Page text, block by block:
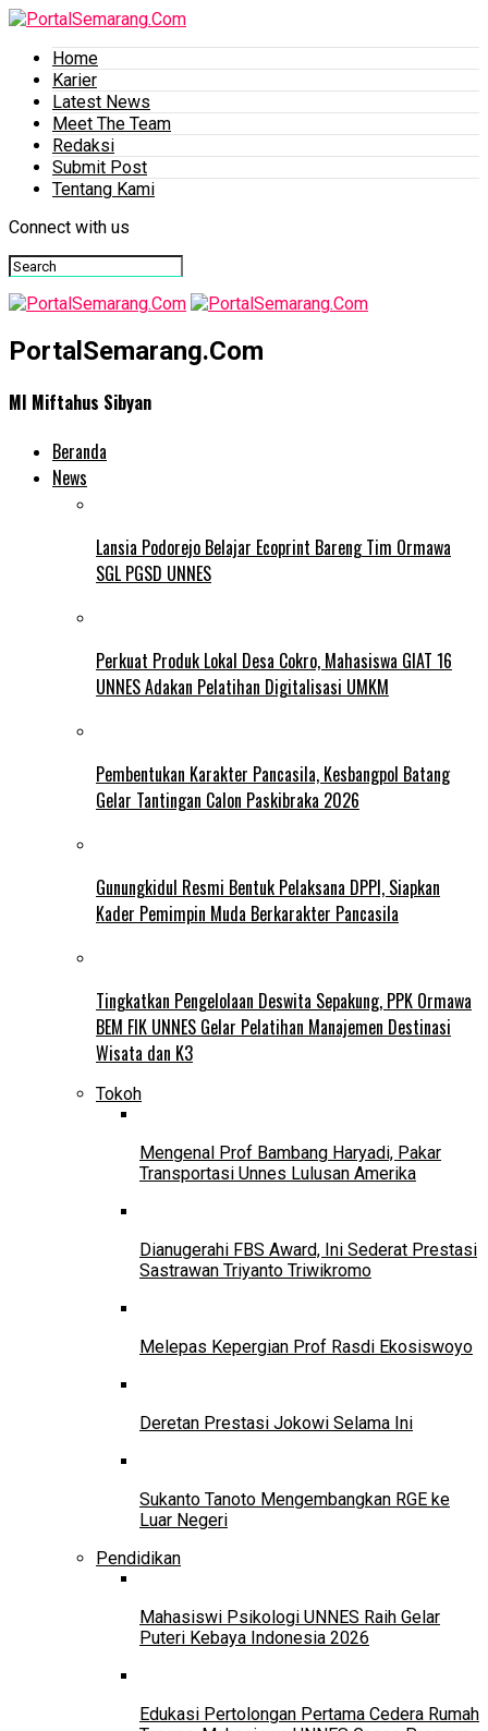
Home
Karier
Latest News
Meet The Team
Redaksi
Submit Post
Tentang Kami
Connect with us
PortalSemarang.Com
MI Miftahus Sibyan
Beranda
News
Lansia Podorejo Belajar Ecoprint Bareng Tim Ormawa
SGL PGSD UNNES
Perkuat Produk Lokal Desa Cokro, Mahasiswa GIAT 16
UNNES Adakan Pelatihan Digitalisasi UMKM
Pembentukan Karakter Pancasila, Kesbangpol Batang
Gelar Tantingan Calon Paskibraka 2026
Gunungkidul Resmi Bentuk Pelaksana DPPI, Siapkan
Kader Pemimpin Muda Berkarakter Pancasila
Tingkatkan Pengelolaan Deswita Sepakung, PPK Ormawa
BEM FIK UNNES Gelar Pelatihan Manajemen Destinasi
Wisata dan K3
Tokoh
Mengenal Prof Bambang Haryadi, Pakar
Transportasi Unnes Lulusan Amerika
Dianugerahi FBS Award, Ini Sederat Prestasi
Sastrawan Triyanto Triwikromo
Melepas Kepergian Prof Rasdi Ekosiswoyo
Deretan Prestasi Jokowi Selama Ini
Sukanto Tanoto Mengembangkan RGE ke
Luar Negeri
Pendidikan
Mahasiswi Psikologi UNNES Raih Gelar
Puteri Kebaya Indonesia 2026
Edukasi Pertolongan Pertama Cedera Rumah